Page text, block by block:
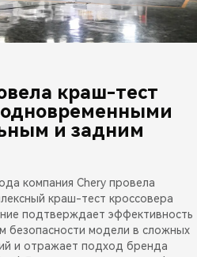
краш-тест
одновременными
и задним
компания Chery провела
краш-тест кроссовера
подтверждает эффективность
безопасности модели в сложных
и отражает подход бренда